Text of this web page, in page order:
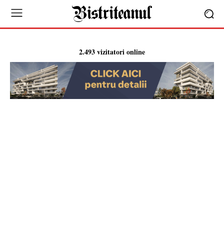
2.493 vizitatori online